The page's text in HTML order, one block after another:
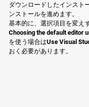
ダウンロードしたインスト
ンストールを進めます。
基本的に、選択項目を変え
Choosing the default editor
を使う場合はUse Visual
おく必要があります。